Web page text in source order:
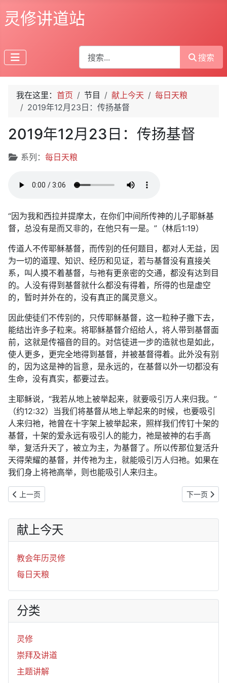
灵修讲道站
搜索
搜索
我在这里： 首页 节目 献上今天
每日天粮
2019年12月23日：传扬基督
2019年12月23日：传扬基督
文章信息
系列： 每日天粮
“因为我和西拉并提摩太，在你们中间所传神的儿子耶稣基
督，总没有是而又非的，在他只有一是。”（林后1:19）
传道人不传耶稣基督，而传别的任何题目，都对人无益，因
为一切的道理、知识、经历和见证，若与基督没有直接关
系，叫人摸不着基督，与祂有更亲密的交通，都没有达到目
的。人没有得到基督就什么都没有得着，所得的也是虚空
的，暂时并外在的，没有真正的属灵意义。
因此使徒们不传别的，只传耶稣基督，这一粒种子撒下去，
能结出许多子粒来。将耶稣基督介绍给人，将人带到基督面
前，这就是传福音的目的。对信徒进一步的造就也是如此，
使人更多，更完全地得到基督，并被基督得着。此外没有别
的，因为这是神的旨意，是永远的，在基督以外一切都没有
生命，没有真实，都要过去。
主耶稣说，“我若从地上被举起来，就要吸引万人来归我。”
（约12:32）当我们将基督从地上举起来的时候，也要吸引
人来归祂，祂曾在十字架上被举起来，照样我们传钉十架的
基督，十架的爱永远有吸引人的能力，祂是被神的右手高
举，复活升天了，被立为主，为基督了。所以传那位复活升
天得荣耀的基督，并传祂为主，就能吸引万人归祂。如果在
我们身上将祂高举，则也能吸引人来归主。
上一篇文章: 2019年12月24日：分给基督
上一页 下一篇文章:
下一页
献上今天
教会年历灵修
每日天粮
分类
灵修
崇拜及讲道
主题讲解